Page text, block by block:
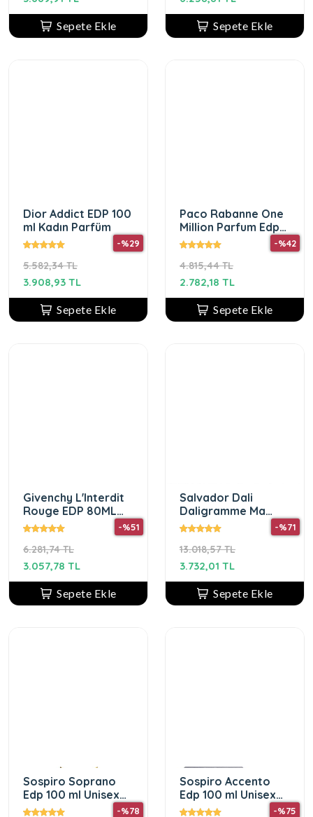
Sepete Ekle Sepete Ekle
Dior Addict EDP 100
ml Kadın Parfüm
5.582,34 TL
-%29
3.908,93 TL
Sepete Ekle
Paco Rabanne One
Million Parfum Edp
100 ml Erkek
4.815,44 TL
-%42
2.782,18 TL
Sepete Ekle
Givenchy L'Interdit
Rouge EDP 80ML
Kadın Parfüm
6.281,74 TL
-%51
3.057,78 TL
Sepete Ekle
Salvador Dali
Daligramme Ma
Force Edp Kadın
13.018,57 TL
-%71
3.732,01 TL
Sepete Ekle
Sospiro Soprano
Edp 100 ml Unisex
Parfüm
-%78
Sospiro Accento
Edp 100 ml Unisex
Parfüm
-%75